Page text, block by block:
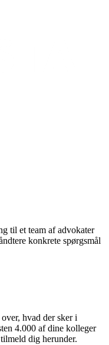
til et team af advokater
konkrete spørgsmål
hvad der sker i
4.000 af dine kolleger
dig herunder.